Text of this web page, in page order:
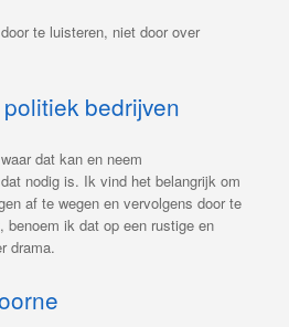
te luisteren, niet door over
bedrijven
dat kan en neem
nodig is. Ik vind het belangrijk om
af te wegen en vervolgens door te
ik dat op een rustige en
drama.